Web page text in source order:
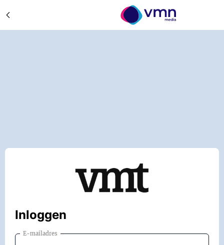
Inloggen
E-mailadres